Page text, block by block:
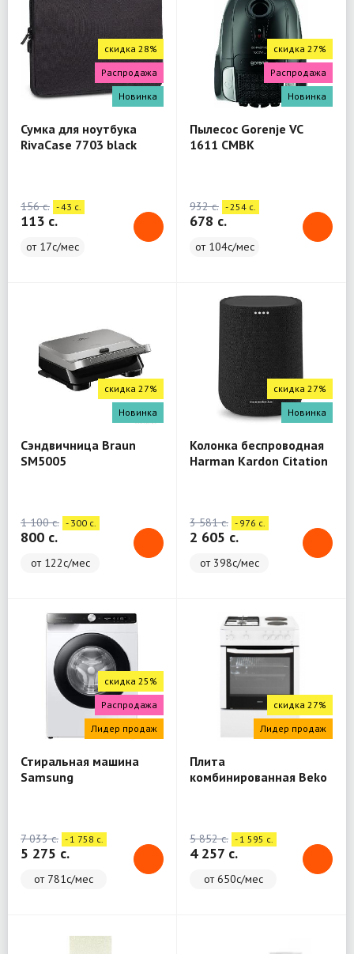
скидка 28%
Распродажа
Новинка
Сумка для ноутбука
RivaCase 7703 black
156 c. - 43 c.
113 c.
от 17с/мес
скидка 27%
Распродажа
Новинка
Пылесос Gorenje VC
1611 CMBK
932 c. - 254 c.
678 c.
от 104с/мес
скидка 27%
Новинка
Сэндвичница Braun
SM5005
1 100 c. - 300 c.
800 c.
от 122с/мес
скидка 27%
Новинка
Колонка беспроводная
Harman Kardon Citation
3 581 c. - 976 c.
2 605 c.
от 398с/мес
скидка 25%
Распродажа
Лидер продаж
Стиральная машина
Samsung
7 033 c. - 1 758 c.
5 275 c.
от 781с/мес
скидка 27%
Лидер продаж
Плита
комбинированная Beko
5 852 c. - 1 595 c.
4 257 c.
от 650с/мес